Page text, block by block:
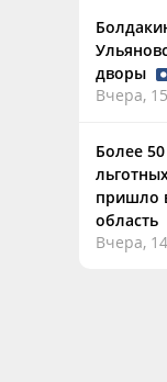
дворы
Вчера,
Более
пришло
область
Вчера,